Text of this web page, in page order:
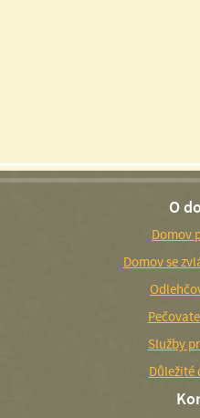
O
Domov
Domov se
Služby
Důležité